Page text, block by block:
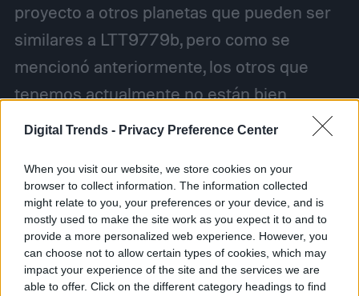
Digital Trends - Privacy Preference Center
When you visit our website, we store cookies on your
browser to collect information. The information collected
might relate to you, your preferences or your device, and is
mostly used to make the site work as you expect it to and to
provide a more personalized web experience. However, you
can choose not to allow certain types of cookies, which may
impact your experience of the site and the services we are
able to offer. Click on the different category headings to find
proyecto a otros planetas que pueden ser
similares a LTT9779b, pero como se
mencionó anteriormente, los otros que
tenemos actualmente no están bien
ubicados para su estudio”, concluye.